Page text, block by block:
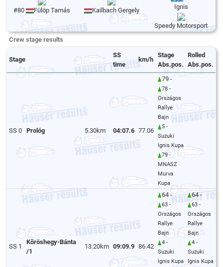
#80 Fülöp Tamás Kailbach Gergely
Ignis
Speedy Motorsport
Crew stage results
Stage
SS
time
km/h
Stage
Abs.pos.
Rolled
Abs.pos.
SS 0 Prológ 5.30km 04:07.6 77.06
79 -
78 -
Országos
Rallye
Bajn
5 -
Suzuki
Ignis Kupa
79 -
MNASZ
Murva
Kupa
SS 1
Kõröshegy-Bánta
/1
13.20km 09:09.9 86.42
64 -
63 -
Országos
Rallye
Bajn
4 -
Suzuki
Ignis Kupa
64 -
63 -
Országos
Rallye
Bajn
4 -
Suzuki
Ignis Kupa